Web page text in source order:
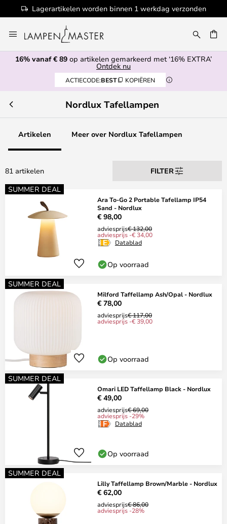
100+ designermerken
naar
de
inhoud
16% vanaf € 89 op artikelen gemarkeerd met ‘16% EXTRA’
Ontdek nu
ACTIECODE:BEST KOPIËREN
Nordlux Tafellampen
Artikelen Meer over Nordlux Tafellampen
81 artikelen
FILTER
SUMMER DEAL
Ara To-Go 2 Portable Tafellamp IP54
Sand - Nordlux
€ 98,00
adviesprijs€ 132,00
adviesprijs -€ 34,00
Datablad
Op voorraad
SUMMER DEAL
Milford Taffellamp Ash/Opal - Nordlux
€ 78,00
adviesprijs€ 117,00
adviesprijs -€ 39,00
Op voorraad
SUMMER DEAL
Omari LED Taffellamp Black - Nordlux
€ 49,00
adviesprijs€ 69,00
adviesprijs -29%
Datablad
Op voorraad
SUMMER DEAL
Lilly Taffellamp Brown/Marble - Nordlux
€ 62,00
adviesprijs€ 86,00
adviesprijs -28%